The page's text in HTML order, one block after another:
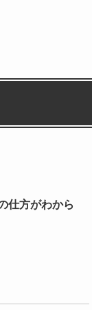
仕方がわから